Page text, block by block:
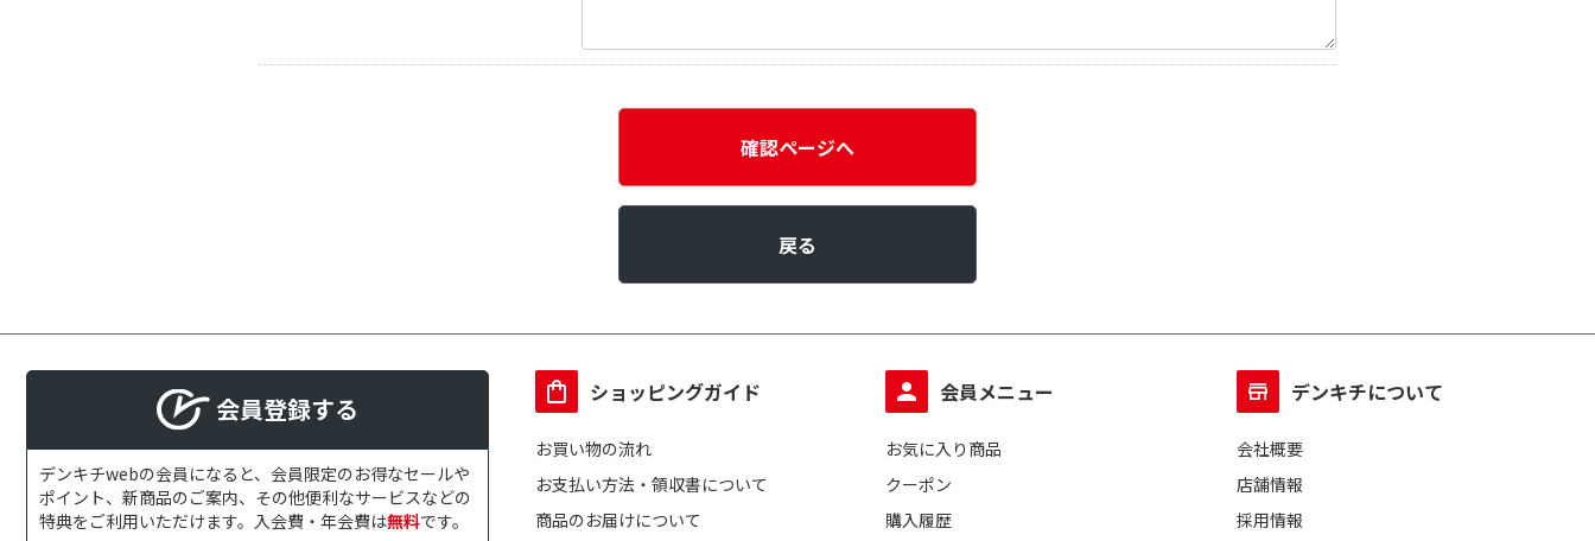
確認ページへ
戻る
会員登録する
デンキチwebの会員になると、会員限定のお得なセールや
ポイント、新商品のご案内、その他便利なサービスなどの
特典をご利用いただけます。入会費・年会費は無料です。
ショッピングガイド
お買い物の流れ
お支払い方法・領収書について
商品のお届けについて
会員メニュー
お気に入り商品
クーポン
購入履歴
デンキチについて
会社概要
店舗情報
採用情報